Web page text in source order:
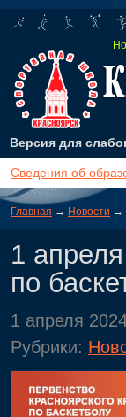
Версия для
Сведения об
Главная → Новости →
1
по
1 апреля 2024
Рубрики: